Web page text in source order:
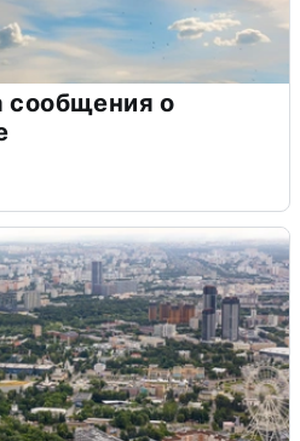
сообщения о